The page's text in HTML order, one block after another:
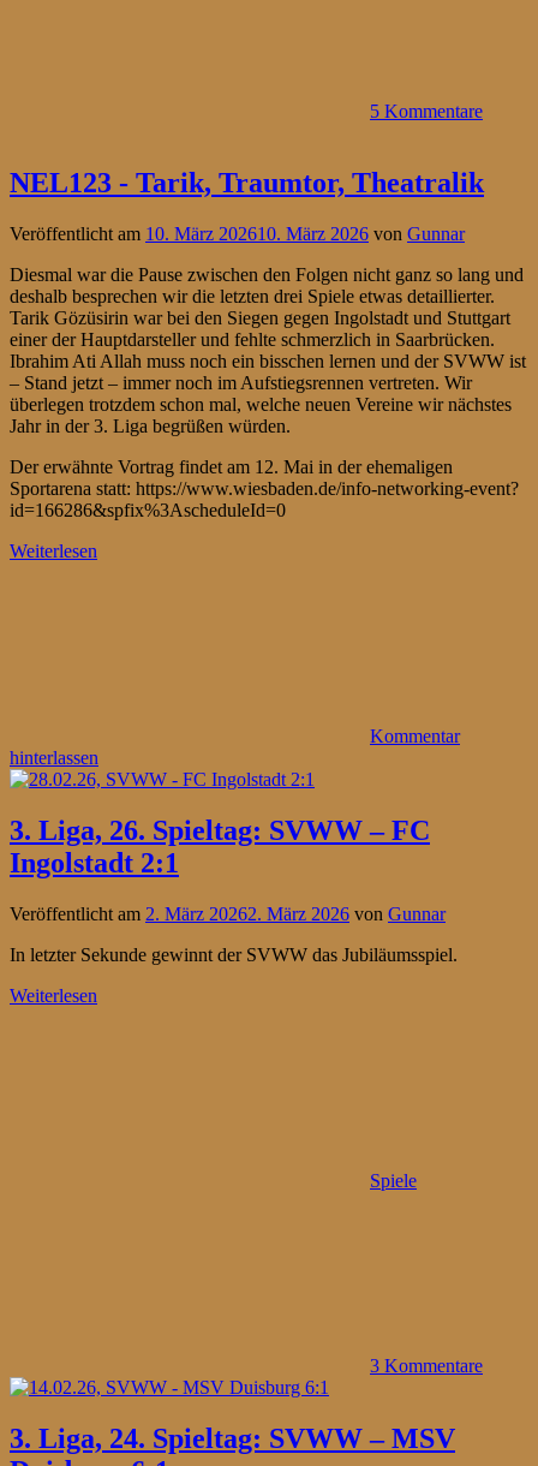
5 Kommentare
NEL123 - Tarik, Traumtor, Theatralik
Veröffentlicht am 10. März 202610. März 2026 von Gunnar
Diesmal war die Pause zwischen den Folgen nicht ganz so lang und
deshalb besprechen wir die letzten drei Spiele etwas detaillierter.
Tarik Gözüsirin war bei den Siegen gegen Ingolstadt und Stuttgart
einer der Hauptdarsteller und fehlte schmerzlich in Saarbrücken.
Ibrahim Ati Allah muss noch ein bisschen lernen und der SVWW ist
– Stand jetzt – immer noch im Aufstiegsrennen vertreten. Wir
überlegen trotzdem schon mal, welche neuen Vereine wir nächstes
Jahr in der 3. Liga begrüßen würden.
Der erwähnte Vortrag findet am 12. Mai in der ehemaligen
Sportarena statt: https://www.wiesbaden.de/info-networking-event?
id=166286&spfix%3AscheduleId=0
Weiterlesen
Kommentar
hinterlassen
3. Liga, 26. Spieltag: SVWW – FC
Ingolstadt 2:1
Veröffentlicht am 2. März 20262. März 2026 von Gunnar
In letzter Sekunde gewinnt der SVWW das Jubiläumsspiel.
Weiterlesen
Spiele
3 Kommentare
3. Liga, 24. Spieltag: SVWW – MSV